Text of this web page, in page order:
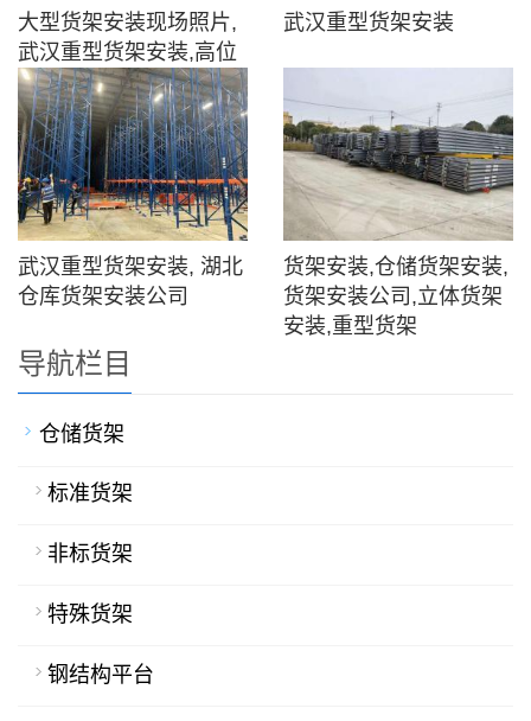
大型货架安装现场照片,
武汉重型货架安装,高位
货架安装
武汉重型货架安装
武汉重型货架安装, 湖北
仓库货架安装公司
货架安装,仓储货架安装,
货架安装公司,立体货架
安装,重型货架
导航栏目
仓储货架
标准货架
非标货架
特殊货架
钢结构平台